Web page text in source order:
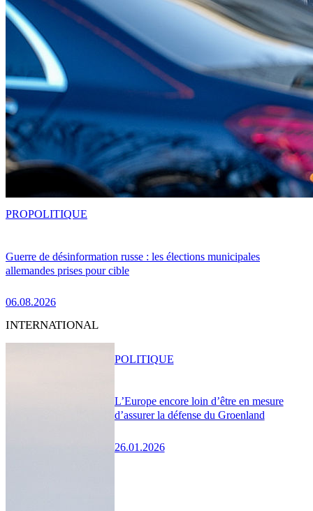
Guerre de désinformation russe : les élections municipales
allemandes prises pour cible
06.08.2026
PROPOLITIQUE
INTERNATIONAL
L’Europe encore loin d’être en mesure
d’assurer la défense du Groenland
26.01.2026
POLITIQUE